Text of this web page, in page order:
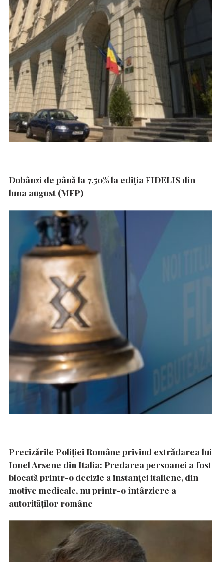
Dobânzi de până la 7,50% la ediția FIDELIS din
luna august (MFP)
Precizările Poliţiei Române privind extrădarea lui
Ionel Arsene din Italia: Predarea persoanei a fost
blocată printr-o decizie a instanţei italiene, din
motive medicale, nu printr-o întârziere a
autorităţilor române